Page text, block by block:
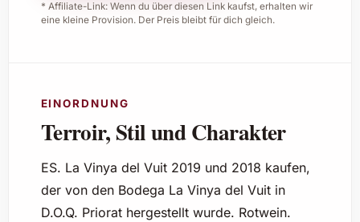
* Affiliate-Link: Wenn du über diesen Link kaufst, erhalten wir
eine kleine Provision. Der Preis bleibt für dich gleich.
EINORDNUNG
Terroir, Stil und Charakter
ES. La Vinya del Vuit 2019 und 2018 kaufen,
der von den Bodega La Vinya del Vuit in
D.O.Q. Priorat hergestellt wurde. Rotwein.